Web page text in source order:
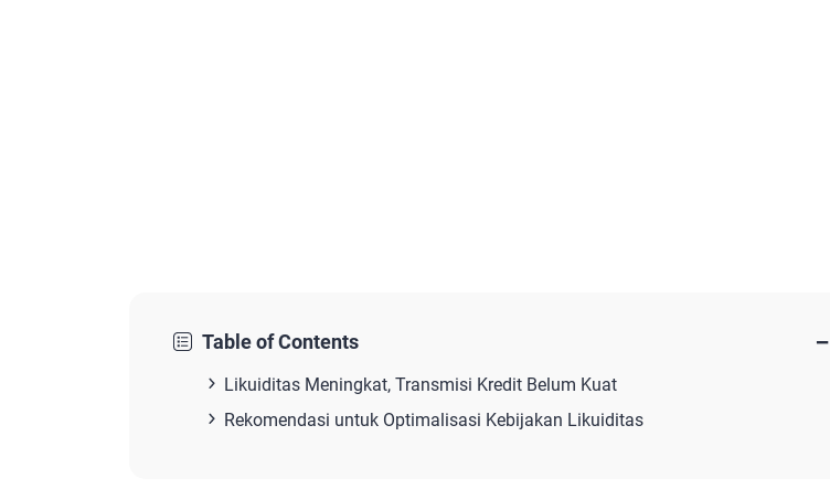
Table of Contents −
Likuiditas Meningkat, Transmisi Kredit Belum Kuat
Rekomendasi untuk Optimalisasi Kebijakan Likuiditas